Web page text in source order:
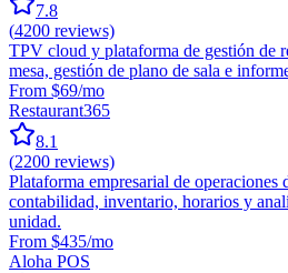
7.8
(4200 reviews)
TPV cloud y plataforma de gestión de
mesa, gestión de plano de sala e
From $69/mo
Restaurant365
8.1
(2200 reviews)
Plataforma empresarial de operaciones
contabilidad, inventario, horarios y
unidad.
From $435/mo
Aloha POS